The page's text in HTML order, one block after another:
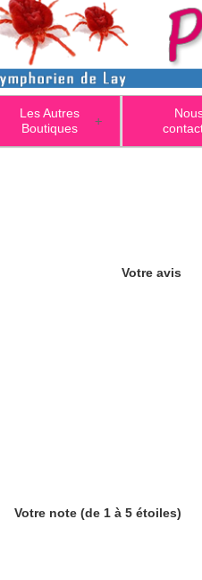
+
Les Autres
Boutiques
Votre avis
Votre note (de 1 à 5 étoiles)